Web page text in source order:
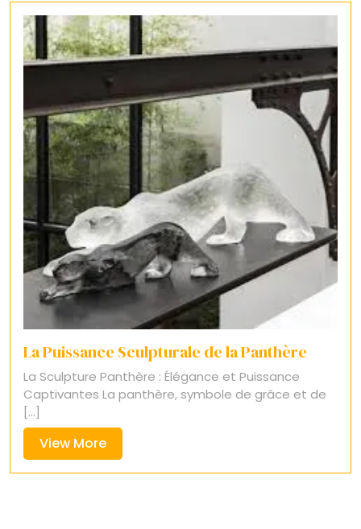
La Puissance Sculpturale de la Panthère
La Sculpture Panthère : Élégance et Puissance
Captivantes La panthère, symbole de grâce et de
[...]
View MoreView
More